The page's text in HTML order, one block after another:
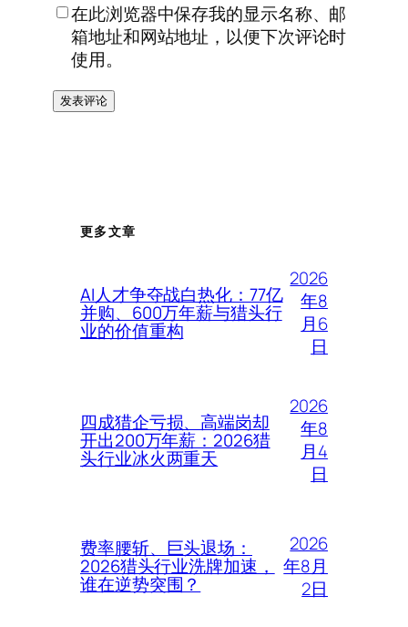
在此浏览器中保存我的显示名称、邮
箱地址和网站地址，以便下次评论时
使用。
更多文章
AI人才争夺战白热化：77亿
并购、600万年薪与猎头行
业的价值重构
2026
年8
月6
日
四成猎企亏损、高端岗却
开出200万年薪：2026猎
头行业冰火两重天
2026
年8
月4
日
费率腰斩、巨头退场：
2026猎头行业洗牌加速，
谁在逆势突围？
2026
年8月
2日